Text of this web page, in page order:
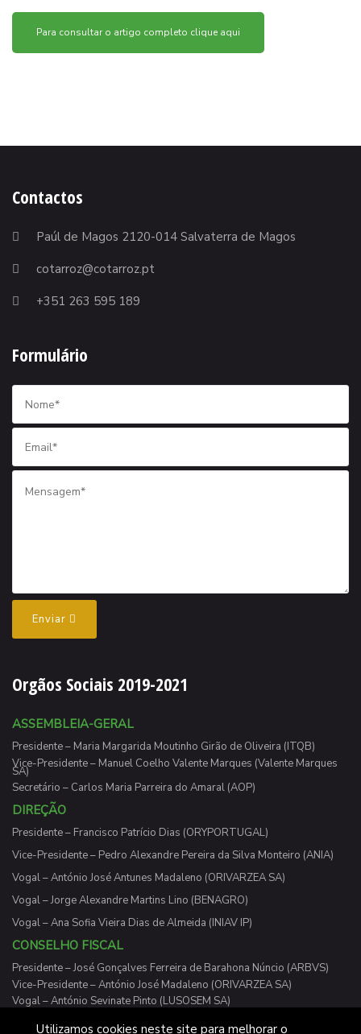
Para consultar o artigo completo clique aqui
Contactos
Paúl de Magos 2120-014 Salvaterra de Magos
cotarroz@cotarroz.pt
+351 263 595 189
Formulário
Enviar
Orgãos Sociais 2019-2021
ASSEMBLEIA-GERAL
Presidente – Maria Margarida Moutinho Girão de Oliveira (ITQB)
Vice-Presidente – Manuel Coelho Valente Marques (Valente Marques
SA)
Secretário – Carlos Maria Parreira do Amaral (AOP)
DIREÇÃO
Presidente – Francisco Patrício Dias (ORYPORTUGAL)
Vice-Presidente – Pedro Alexandre Pereira da Silva Monteiro (ANIA)
Vogal – António José Antunes Madaleno (ORIVARZEA SA)
Vogal – Jorge Alexandre Martins Lino (BENAGRO)
Vogal – Ana Sofia Vieira Dias de Almeida (INIAV IP)
CONSELHO FISCAL
Presidente – José Gonçalves Ferreira de Barahona Núncio (ARBVS)
Vice-Presidente – António José Madaleno (ORIVARZEA SA)
Vogal – António Sevinate Pinto (LUSOSEM SA)
Utilizamos cookies neste site para melhorar o